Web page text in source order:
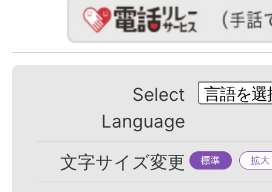
Select
Language
文字サイズ変更 標
準
拡
大